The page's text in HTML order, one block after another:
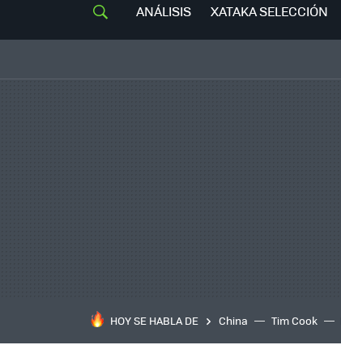
ANÁLISIS XATAKA SELECCIÓN
HOY SE HABLA DE China Tim Cook